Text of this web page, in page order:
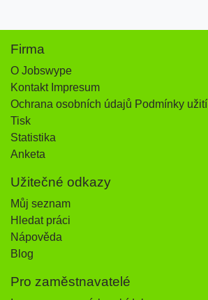
Firma
O Jobswype
Kontakt Impresum
Ochrana osobních údajů Podmínky užití
Tisk
Statistika
Anketa
Užitečné odkazy
Můj seznam
Hledat práci
Nápověda
Blog
Pro zaměstnavatelé